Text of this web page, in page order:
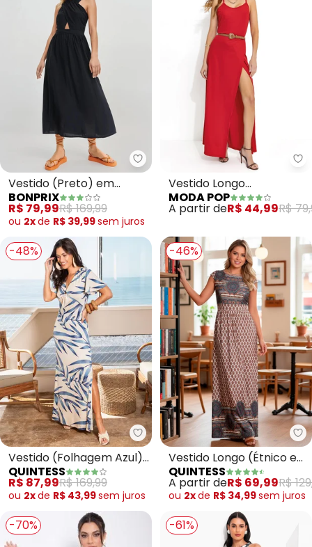
bonprix - Vestido (Preto) em
Vestido (Preto) em
Malha de Viscose
BONPRIX
R$ 79,99R$ 169,99
ou 2xde R$ 39,99sem juros
Vestido Longo
(Vermelho) com
Transpasse e Fenda
MODA POP
A partir deR$ 44,99R$
-48%
Quintess - Vestido (Folhagem
Vestido (Folhagem Azul)
com Argola no Decote
QUINTESS
R$ 87,99R$ 169,99
ou 2xde R$ 43,99sem juros
-46%
Vestido Longo (Étnico e
Barrado) com
Manguinhas
QUINTESS
A partir deR$ 69,99R$
ou 2xde R$ 34,99sem juros
-70% -61%